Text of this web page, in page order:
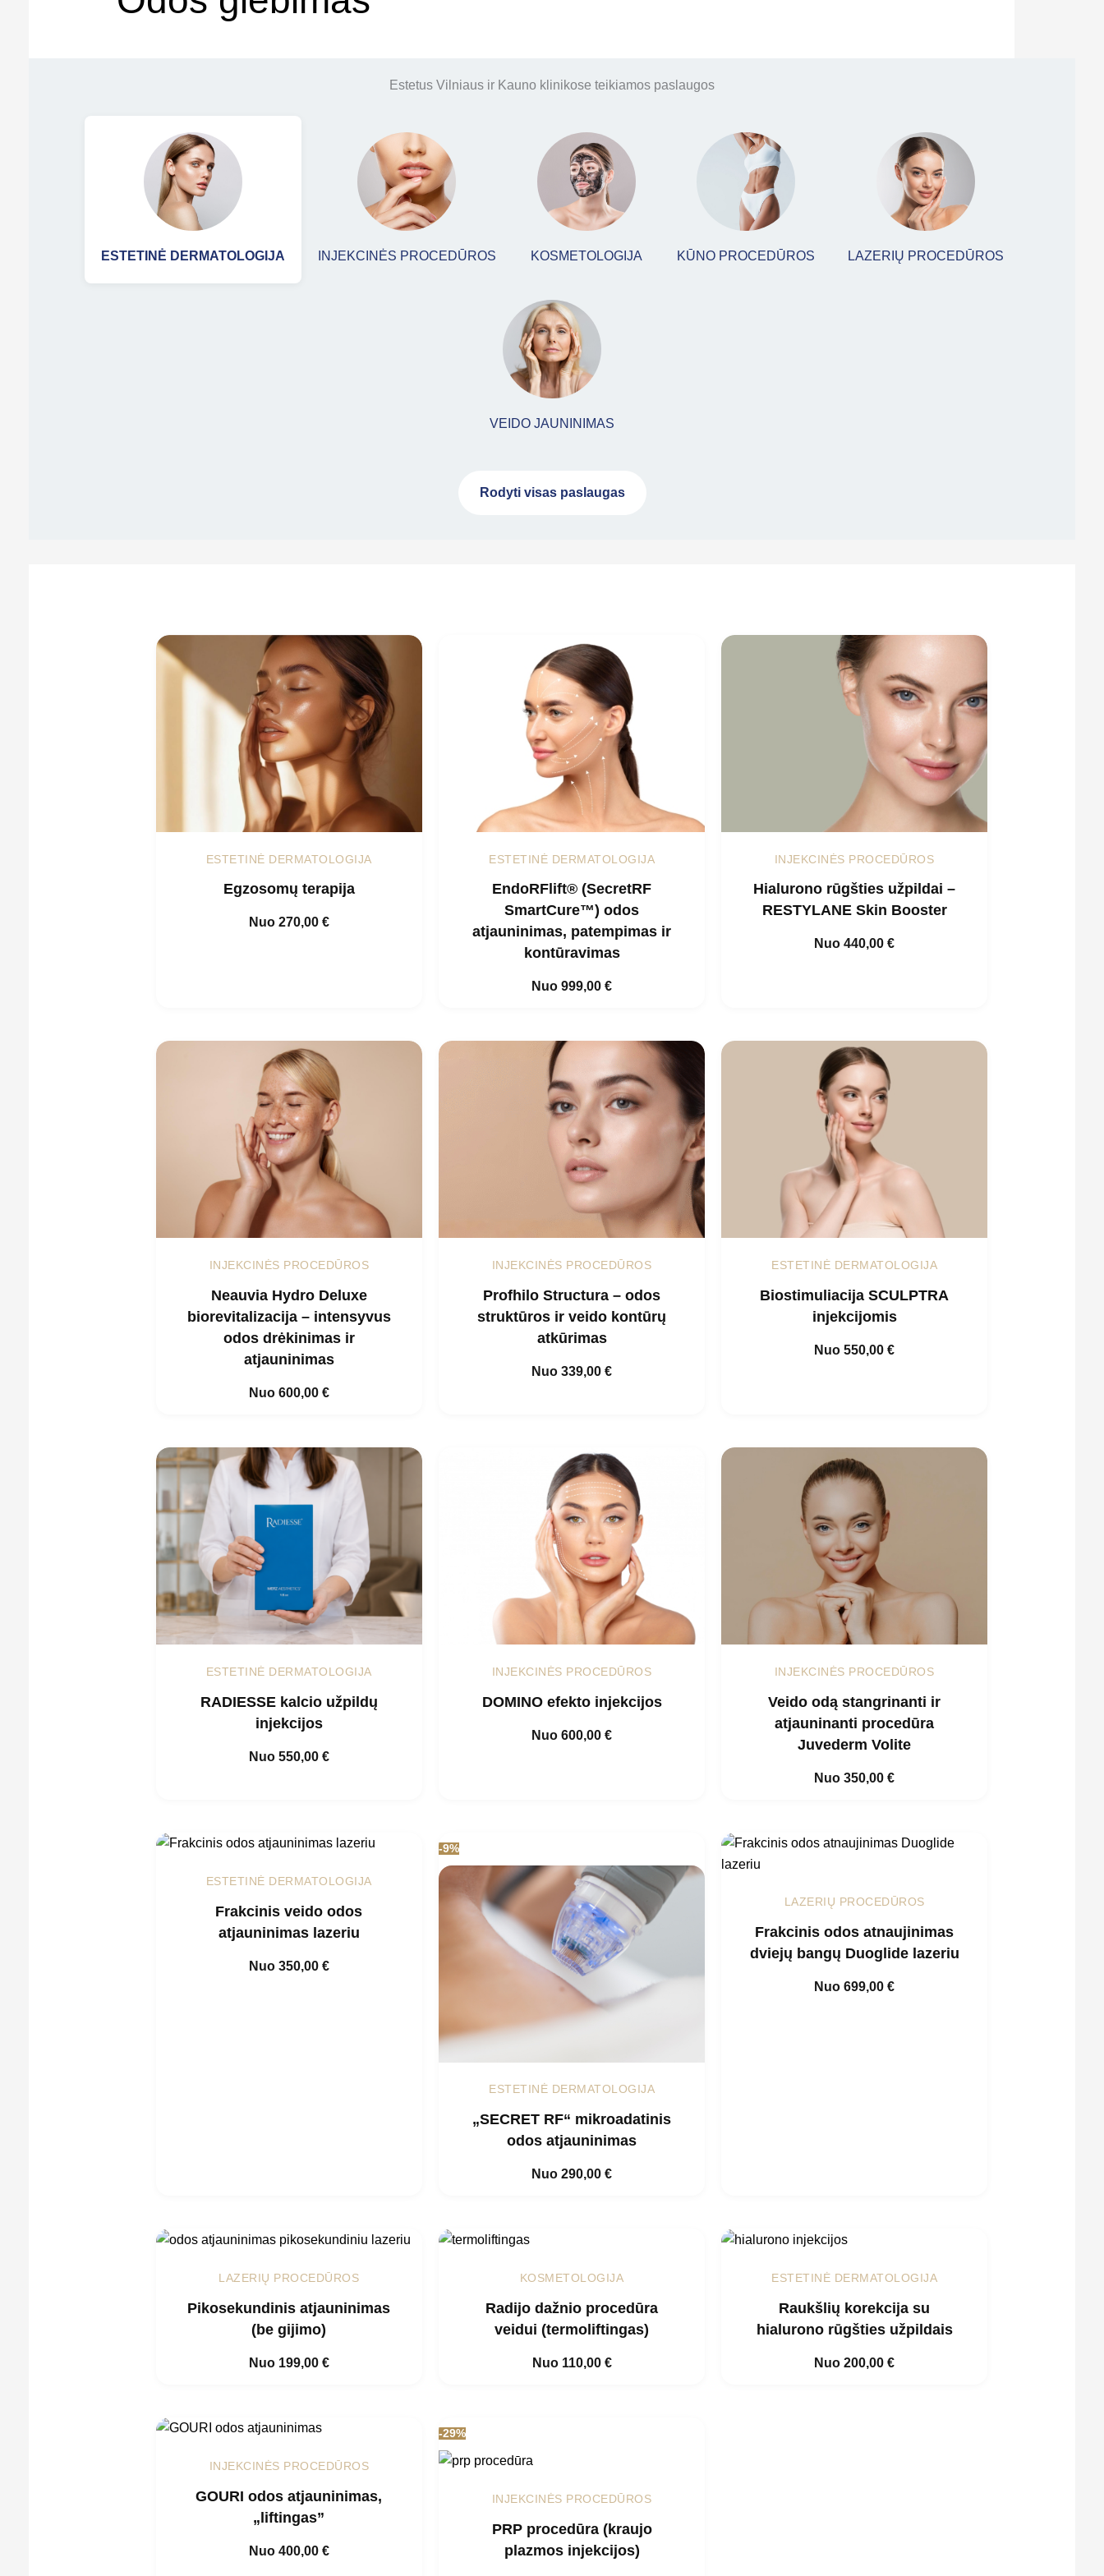
Estetus Vilniaus ir Kauno klinikose teikiamos paslaugos
ESTETINĖ DERMATOLOGIJA INJEKCINĖS PROCEDŪROS KOSMETOLOGIJA KŪNO PROCEDŪROS LAZERIŲ PROCEDŪROS
VEIDO JAUNINIMAS
Rodyti visas paslaugas
ESTETINĖ DERMATOLOGIJA
Egzosomų terapija
Nuo 270,00 €
ESTETINĖ DERMATOLOGIJA
EndoRFlift® (SecretRF
SmartCure™) odos
atjauninimas, patempimas ir
kontūravimas
Nuo 999,00 €
INJEKCINĖS PROCEDŪROS
Hialurono rūgšties užpildai –
RESTYLANE Skin Booster
Nuo440,00€
INJEKCINĖS PROCEDŪROS
Neauvia Hydro Deluxe
biorevitalizacija – intensyvus
odos drėkinimas ir
atjauninimas
Nuo 600,00 €
INJEKCINĖS PROCEDŪROS
Profhilo Structura – odos
struktūros ir veido kontūrų
atkūrimas
Nuo 339,00 €
ESTETINĖ DERMATOLOGIJA
Biostimuliacija SCULPTRA
injekcijomis
Nuo550,00€
ESTETINĖ DERMATOLOGIJA
RADIESSE kalcio užpildų
injekcijos
Nuo 550,00 €
INJEKCINĖS PROCEDŪROS
DOMINO efekto injekcijos
Nuo 600,00 €
INJEKCINĖS PROCEDŪROS
Veido odą stangrinanti ir
atjauninanti procedūra
Juvederm Volite
Nuo350,00€
ESTETINĖ DERMATOLOGIJA
Frakcinis veido odos
atjauninimas lazeriu
Nuo 350,00 €
-9%
ESTETINĖ DERMATOLOGIJA
„SECRET RF“ mikroadatinis
odos atjauninimas
Nuo 290,00 €
LAZERIŲ PROCEDŪROS
Frakcinis odos atnaujinimas
dviejų bangų Duoglide lazeriu
Nuo699,00€
LAZERIŲ PROCEDŪROS
Pikosekundinis atjauninimas
(be gijimo)
Nuo 199,00 €
KOSMETOLOGIJA
Radijo dažnio procedūra
veidui (termoliftingas)
Nuo 110,00 €
ESTETINĖ DERMATOLOGIJA
Raukšlių korekcija su
hialurono rūgšties užpildais
Nuo200,00€
INJEKCINĖS PROCEDŪROS
GOURI odos atjauninimas,
„liftingas”
Nuo 400,00 €
-29%
INJEKCINĖS PROCEDŪROS
PRP procedūra (kraujo
plazmos injekcijos)